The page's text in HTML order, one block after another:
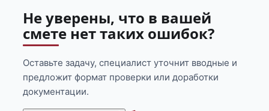
Не уверены, что в вашей
смете нет таких ошибок?
Оставьте задачу, специалист уточнит вводные и
предложит формат проверки или доработки
документации.